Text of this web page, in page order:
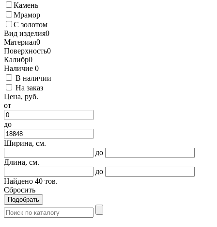
Камень
Мрамор
С золотом
Вид изделия0
Материал0
Поверхность0
Калибр0
Наличие 0
В наличии
На заказ
Цена, руб.
от
до
Ширина, см.
до
Длина, см.
до
Найдено 40 тов.
Сбросить
Подобрать